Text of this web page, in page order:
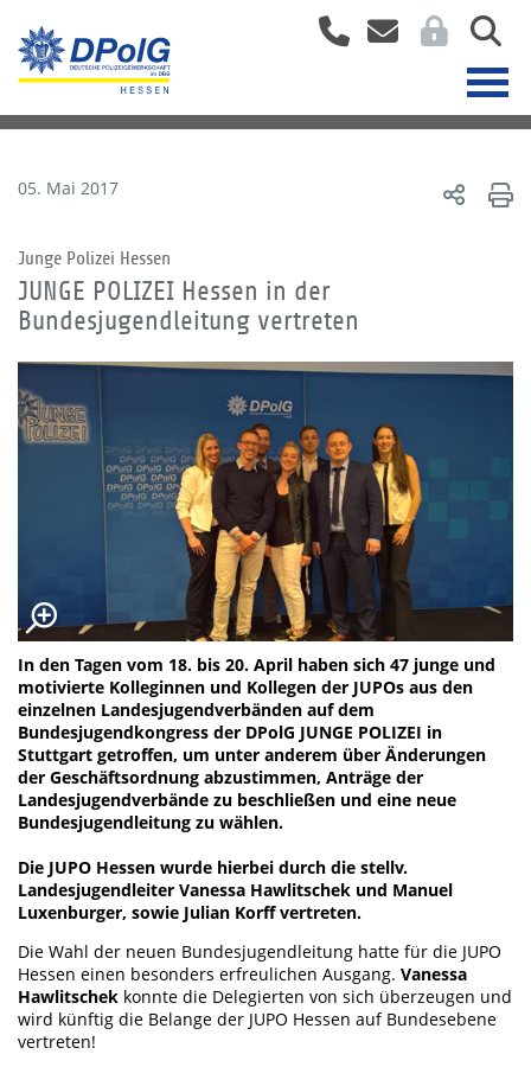
05. Mai 2017
Junge Polizei Hessen
JUNGE POLIZEI Hessen in der
Bundesjugendleitung vertreten
In den Tagen vom 18. bis 20. April haben sich 47 junge und
motivierte Kolleginnen und Kollegen der JUPOs aus den
einzelnen Landesjugendverbänden auf dem
Bundesjugendkongress der DPolG JUNGE POLIZEI in
Stuttgart getroffen, um unter anderem über Änderungen
der Geschäftsordnung abzustimmen, Anträge der
Landesjugendverbände zu beschließen und eine neue
Bundesjugendleitung zu wählen.
Die JUPO Hessen wurde hierbei durch die stellv.
Landesjugendleiter Vanessa Hawlitschek und Manuel
Luxenburger, sowie Julian Korff vertreten.
Die Wahl der neuen Bundesjugendleitung hatte für die JUPO
Hessen einen besonders erfreulichen Ausgang. Vanessa
Hawlitschek konnte die Delegierten von sich überzeugen und
wird künftig die Belange der JUPO Hessen auf Bundesebene
vertreten!